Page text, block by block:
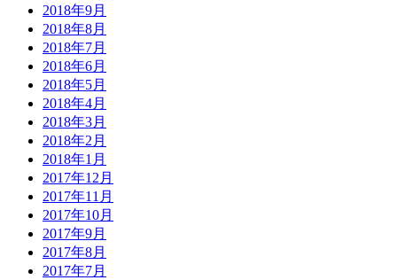
2018年9月
2018年8月
2018年7月
2018年6月
2018年5月
2018年4月
2018年3月
2018年2月
2018年1月
2017年12月
2017年11月
2017年10月
2017年9月
2017年8月
2017年7月